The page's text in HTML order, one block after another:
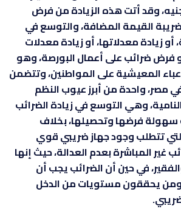
964 مليار جنيه، وقد أتت هذه الزيادة من فرض
القيمة المضافة، والتوسع في
زيادة معدلاتها، أو زيادة معدلات
فرض ضرائب على أعمال البورصة، وهو
المعيشية على المواطنين، وتتضمن
مصر، واحدة من أبرز عيوب النظم
وهي التوسع في زيادة الضرائب
سهولة فرضها وتحصيلها، بخلاف
تتطلب وجود جهاز ضريبي قوي
غير المباشرة بعدم العدالة، حيث إنها
في حين أن الضرائب يجب أن
ومن يحققون مستويات من الدخل